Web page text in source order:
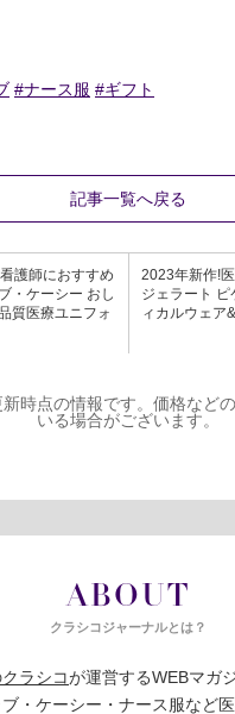
#ナース服 #ギフト
記事一覧へ戻る
護師におすすめ
・ケーシー おし
質医療ユニフォ
2023年新作!
ジェラート
ィカルウェア
時点の情報です。価格など
いる場合がございます。
ABOUT
クラシコジャーナルとは？
ラシコが運営するWEBマガ
・ケーシー・ナース服など